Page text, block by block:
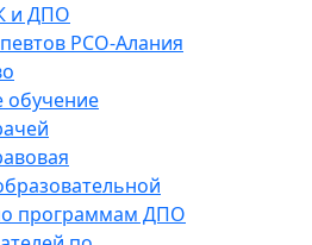
и ДПО
РСО-Алания
обучение
программам ДПО